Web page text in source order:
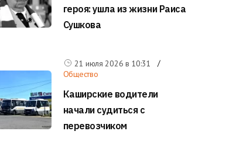
героя: ушла из жизни Раиса
Сушкова
21 июля 2026 в 10:31
Общество
Каширские водители
начали судиться с
перевозчиком